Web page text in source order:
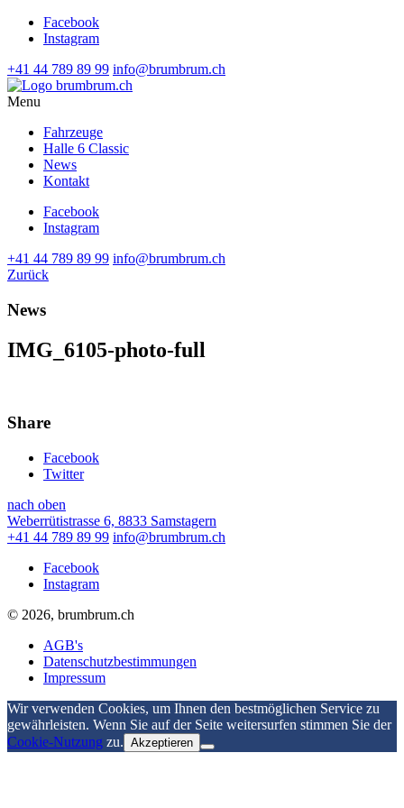
Facebook
Instagram
+41 44 789 89 99 info@brumbrum.ch
Menu
Fahrzeuge
Halle 6 Classic
News
Kontakt
Facebook
Instagram
+41 44 789 89 99 info@brumbrum.ch
Zurück
News
IMG_6105-photo-full
Share
Facebook
Twitter
nach oben
Weberrütistrasse 6, 8833 Samstagern
+41 44 789 89 99 info@brumbrum.ch
Facebook
Instagram
© 2026, brumbrum.ch
AGB's
Datenschutzbestimmungen
Impressum
Wir verwenden Cookies, um Ihnen den bestmöglichen Service zu
gewährleisten. Wenn Sie auf der Seite weitersurfen stimmen Sie der
Cookie-Nutzung zu. Akzeptieren